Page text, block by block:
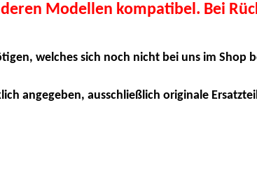
Modellen kompatibel. Bei
welches sich noch nicht bei uns im
angegeben, ausschließlich originale